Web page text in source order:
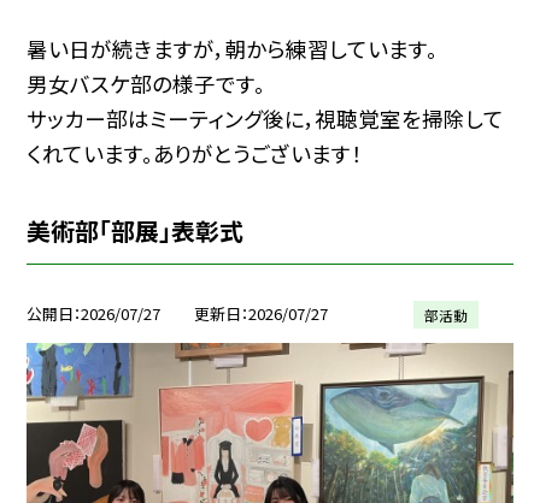
暑い日が続きますが，朝から練習しています。
男女バスケ部の様子です。
サッカー部はミーティング後に，視聴覚室を掃除して
くれています。ありがとうございます！
美術部「部展」表彰式
公開日 2026/07/27 更新日 2026/07/27 部活動